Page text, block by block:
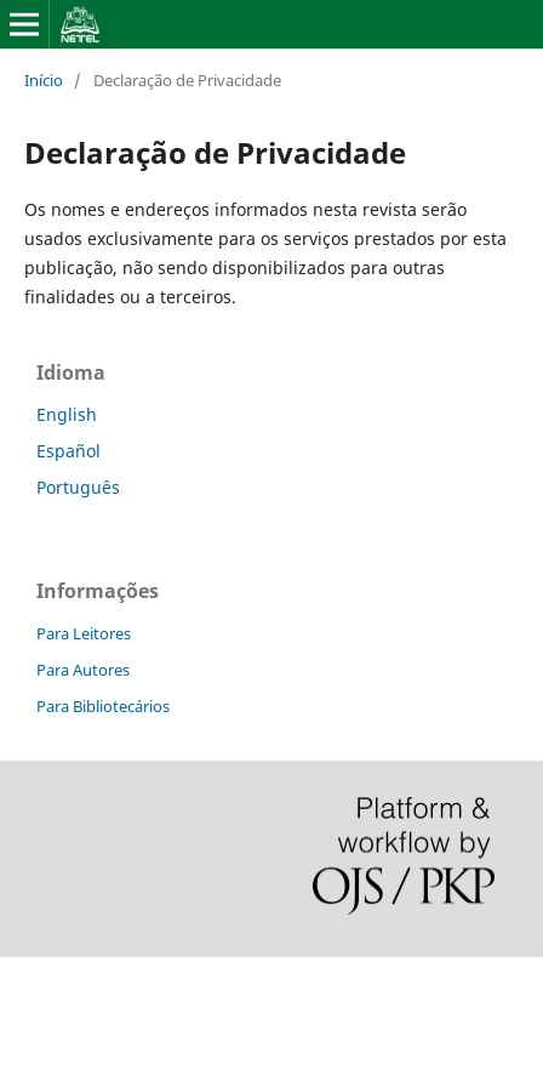
Início / Declaração de Privacidade
Declaração de Privacidade
Os nomes e endereços informados nesta revista serão
usados exclusivamente para os serviços prestados por esta
publicação, não sendo disponibilizados para outras
finalidades ou a terceiros.
Idioma
English
Español
Português
Informações
Para Leitores
Para Autores
Para Bibliotecários